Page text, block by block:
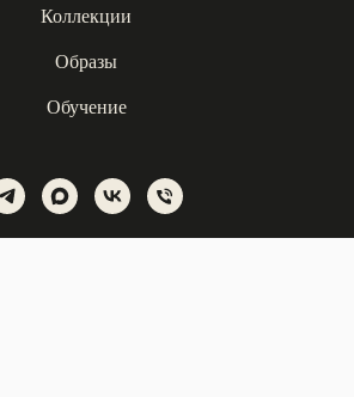
Коллекции
Образы
Обучение